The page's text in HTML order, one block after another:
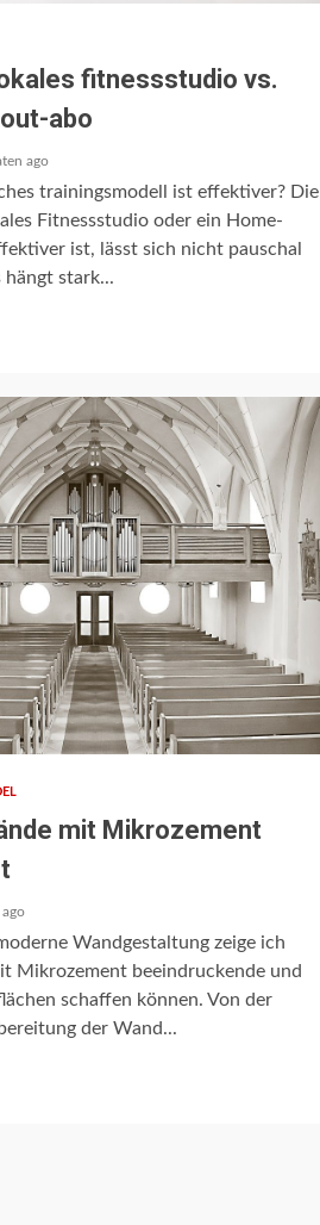
fitnessstudio vs.
abo
ago
trainingsmodell ist effektiver? Die
Fitnessstudio oder ein Home-
ist, lässt sich nicht pauschal
hängt stark...
mit Mikrozement
Wandgestaltung zeige ich
Mikrozement beeindruckende und
schaffen können. Von der
der Wand...